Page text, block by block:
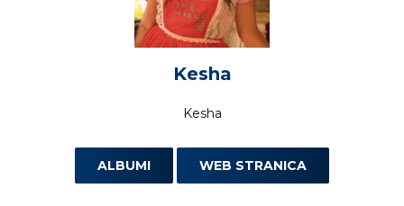
Kesha
Kesha
ALBUMI WEB STRANICA